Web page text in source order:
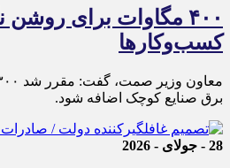
۴۰۰ مگاوات برای
کسب‌وکار‌ها
برق صنایع کوچک اضافه شود.
28 - جولای - 2026